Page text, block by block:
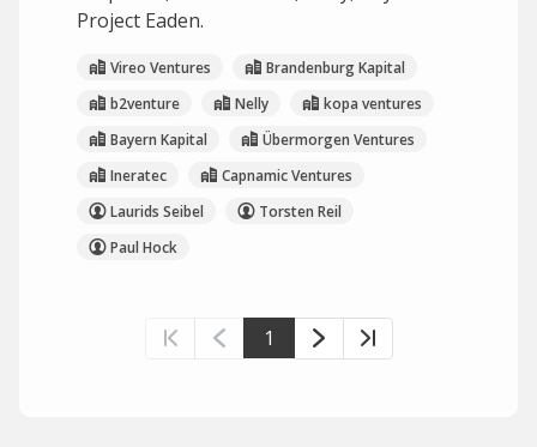
Project Eaden.
Vireo Ventures
Brandenburg Kapital
b2venture
Nelly
kopa ventures
Bayern Kapital
Übermorgen Ventures
Ineratec
Capnamic Ventures
Laurids Seibel
Torsten Reil
Paul Hock
1